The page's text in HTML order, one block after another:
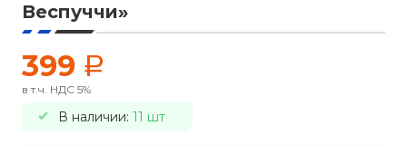
Веспуччи»
399 a
в т.ч. НДС 5%
В наличии: 11 шт